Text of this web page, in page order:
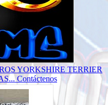
YORKSHIRE TERRIER
Contáctenos